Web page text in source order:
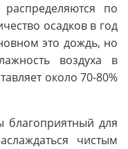
по
осадков в год
это дождь, но
воздуха в
около 70-80%
для
чистым